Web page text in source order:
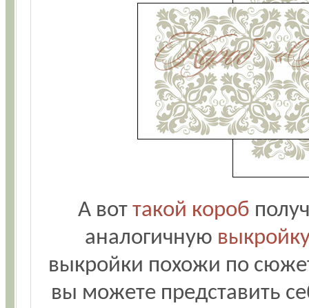
А вот такой короб
аналогичную
выкройки похожи по
вы можете представить